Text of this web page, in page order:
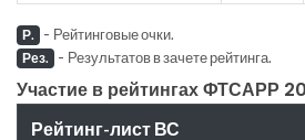
Р. - Рейтинговые очки.
Рез. - Результатов в зачете рейтинга.
Участие в рейтингах ФТСАРР
Рейтинг-лист ВС